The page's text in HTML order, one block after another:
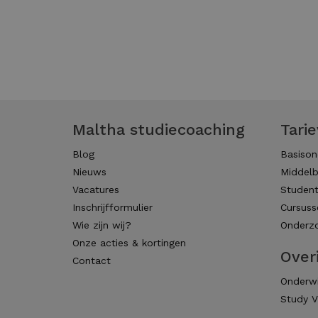
Maltha studiecoaching
Blog
Nieuws
Vacatures
Inschrijfformulier
Wie zijn wij?
Onze acties & kortingen
Contact
Study